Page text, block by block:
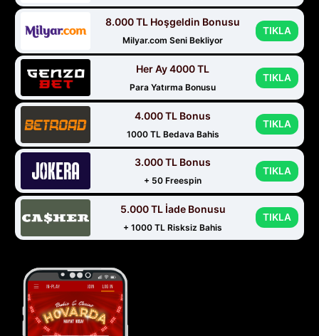
8.000 TL Hoşgeldin Bonusu
Milyar.com Seni Bekliyor
TIKLA
Her Ay 4000 TL
Para Yatırma Bonusu
TIKLA
4.000 TL Bonus
1000 TL Bedava Bahis
TIKLA
3.000 TL Bonus
+ 50 Freespin
TIKLA
5.000 TL İade Bonusu
+ 1000 TL Risksiz Bahis
TIKLA